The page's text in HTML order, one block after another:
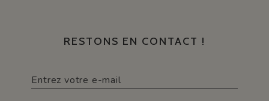
RESTONS EN CONTACT !